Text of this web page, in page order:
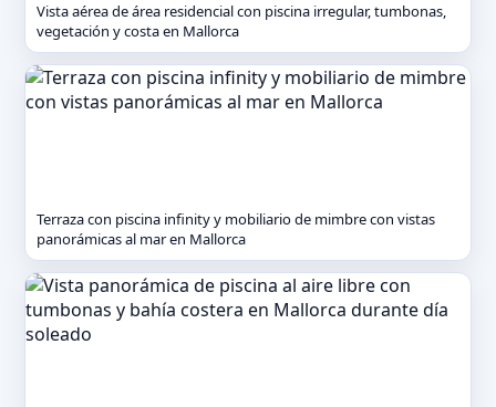
Vista aérea de área residencial con piscina irregular, tumbonas,
vegetación y costa en Mallorca
Terraza con piscina infinity y mobiliario de mimbre con vistas
panorámicas al mar en Mallorca